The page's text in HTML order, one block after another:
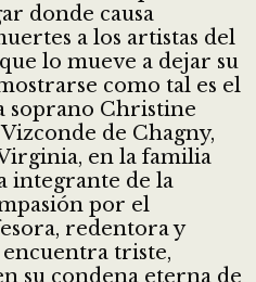
donde causa
a los artistas del
lo mueve a dejar su
como tal es el
soprano Christine
de Chagny,
en la familia
integrante de la
por el
redentora y
triste,
su condena eterna de